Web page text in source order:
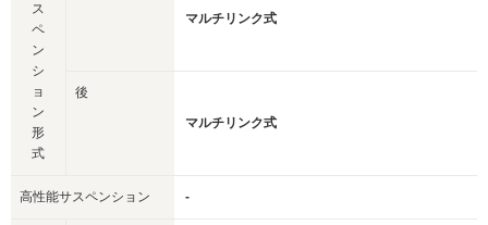
ス
ペ
ン
シ
ョ
ン
形
式
マルチリンク式
後
マルチリンク式
高性能サスペンション -